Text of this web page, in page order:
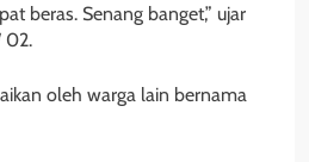
beras. Senang banget,” ujar
02.
oleh warga lain bernama